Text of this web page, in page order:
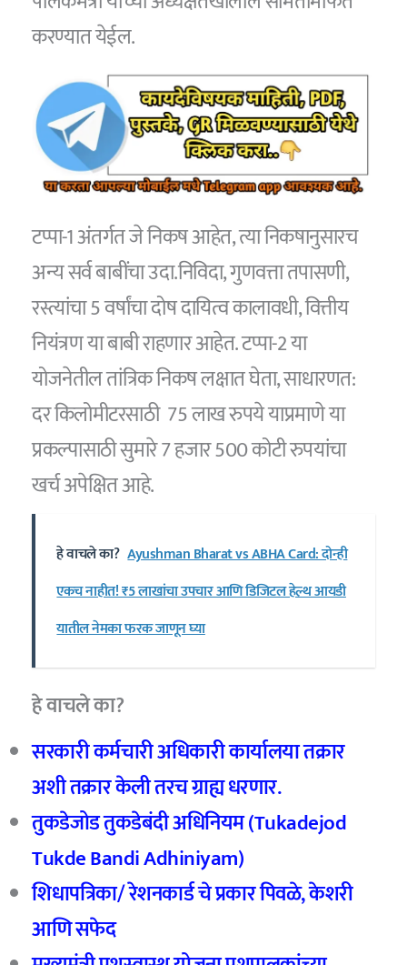
करण्यात येईल.
टप्पा-1 अंतर्गत जे निकष आहेत, त्या निकषानुसारच
अन्य सर्व बाबींचा उदा.निविदा, गुणवत्ता तपासणी,
रस्त्यांचा 5 वर्षांचा दोष दायित्व कालावधी, वित्तीय
नियंत्रण या बाबी राहणार आहेत. टप्पा-2 या
योजनेतील तांत्रिक निकष लक्षात घेता, साधारणत:
दर किलोमीटरसाठी 75 लाख रुपये याप्रमाणे या
प्रकल्पासाठी सुमारे 7 हजार 500 कोटी रुपयांचा
खर्च अपेक्षित आहे.
हे वाचले का? Ayushman Bharat vs ABHA Card: दोन्ही
एकच नाहीत! ₹5 लाखांचा उपचार आणि डिजिटल हेल्थ आयडी
यातील नेमका फरक जाणून घ्या
हे वाचले का?
सरकारी कर्मचारी अधिकारी कार्यालया तक्रार
अशी तक्रार केली तरच ग्राह्य धरणार.
तुकडेजोड तुकडेबंदी अधिनियम (Tukadejod
Tukde Bandi Adhiniyam)
शिधापत्रिका/ रेशनकार्ड चे प्रकार पिवळे, केशरी
आणि सफेद